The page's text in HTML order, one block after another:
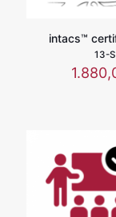
intacs™
13-